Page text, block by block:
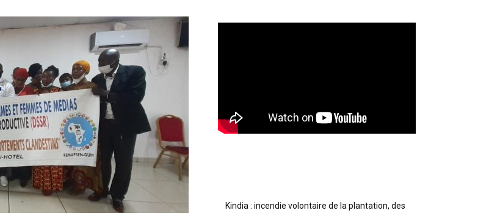
Kindia : incendie volontaire de la plantation, des